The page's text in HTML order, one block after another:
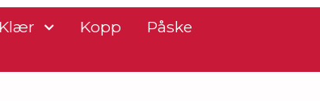
Klær Kopp
Påske